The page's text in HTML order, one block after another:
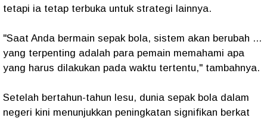
tetapi ia tetap terbuka untuk strategi lainnya.
"Saat Anda bermain sepak bola, sistem akan berubah ...
yang terpenting adalah para pemain memahami apa
yang harus dilakukan pada waktu tertentu," tambahnya.
Setelah bertahun-tahun lesu, dunia sepak bola dalam
negeri kini menunjukkan peningkatan signifikan berkat